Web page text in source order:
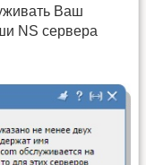
Ваш
NS сервера